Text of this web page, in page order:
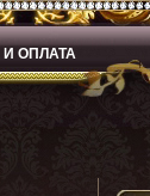
ОПЛАТА